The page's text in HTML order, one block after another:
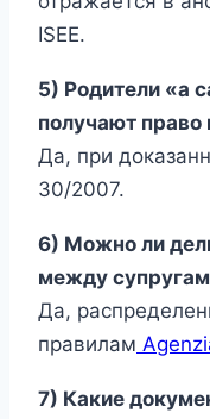
ISEE.
5) Родители «a
получают право
Да, при
30/2007.
6) Можно ли
между
Да,
правилам
7) Какие